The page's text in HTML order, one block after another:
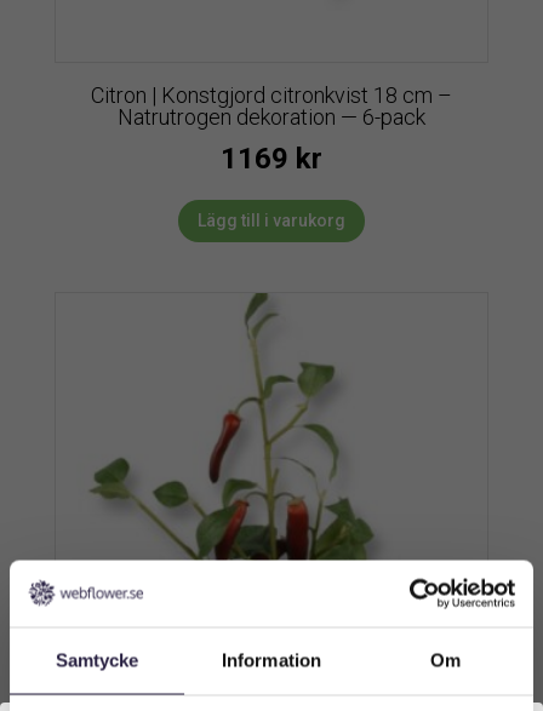
Samtycke Information Om
Citron | Konstgjord citronkvist 18 cm –
Natrutrogen dekoration — 6-pack
1169 kr
Lägg till i varukorg